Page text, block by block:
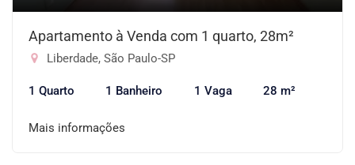
Apartamento à Venda com 1 quarto, 28m²
Liberdade, São Paulo-SP
1 Quarto 1 Banheiro 1 Vaga 28 m²
Mais informações